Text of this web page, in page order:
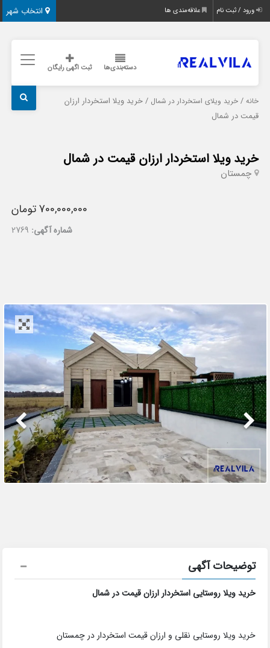
انتخاب شهر ورود / ثبت نام علاقه‌مندی ها
دسته‌بندی‌ها ثبت اگهی رایگان
خانه /خرید ویلای استخردار در شمال / خرید ویلا استخردار ارزان
قیمت در شمال
خرید ویلا استخردار ارزان قیمت در شمال
چمستان
700,000,000 تومان
شماره آگهی: 2769
توضیحات آگهی
خرید ویلا روستایی استخردار ارزان قیمت در شمال
خرید ویلا روستایی نقلی و ارزان قیمت استخردار در چمستان